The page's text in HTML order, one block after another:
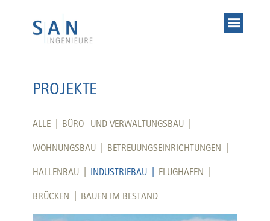
PROJEKTE
ALLE | BÜRO- UND VERWALTUNGSBAU |
WOHNUNGSBAU | BETREUUNGSEINRICHTUNGEN |
HALLENBAU | INDUSTRIEBAU | FLUGHAFEN |
BRÜCKEN | BAUEN IM BESTAND